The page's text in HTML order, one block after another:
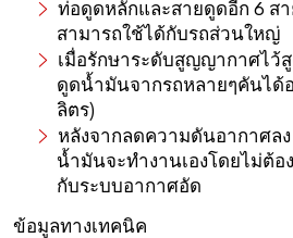
ท่อดูดหลักและสายดูดอีก 6 ส
สามารถใช้ได้กับรถส่วนใหญ่
เมื่อรักษาระดับสูญญากาศไว้
ดูดน้ำมันจากรถหลายๆคันได้อ
ลิตร)
หลังจากลดความดันอากาศลง
น้ำมันจะทำงานเองโดยไม่ต้อ
กับระบบอากาศอัด
ข้อมูลทางเทคนิค